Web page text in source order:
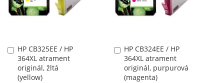
HP CB325EE / HP
364XL atrament
originál, žltá
(yellow)
Pridať
do
košíka
HP CB324EE / HP
364XL atrament
originál, purpurová
(magenta)
Pridať
do
košíka